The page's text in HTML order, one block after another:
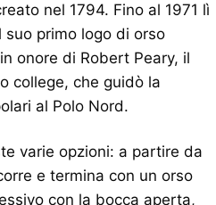
nel 1794. Fino al 1971 lì
suo primo logo di orso
onore di Robert Peary, il
college, che guidò la
al Polo Nord.
varie opzioni: a partire da
e termina con un orso
con la bocca aperta,